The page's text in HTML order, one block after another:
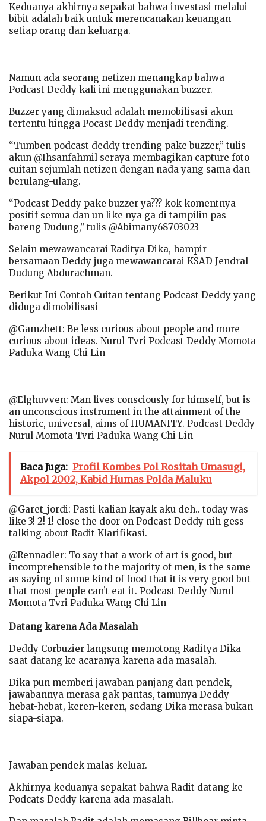
Keduanya akhirnya sepakat bahwa investasi melalui
bibit adalah baik untuk merencanakan keuangan
setiap orang dan keluarga.
Namun ada seorang netizen menangkap bahwa
Podcast Deddy kali ini menggunakan buzzer.
Buzzer yang dimaksud adalah memobilisasi akun
tertentu hingga Pocast Deddy menjadi trending.
“Tumben podcast deddy trending pake buzzer,” tulis
akun @Ihsanfahmil seraya membagikan capture foto
cuitan sejumlah netizen dengan nada yang sama dan
berulang-ulang.
“Podcast Deddy pake buzzer ya??? kok komentnya
positif semua dan un like nya ga di tampilin pas
bareng Dudung,” tulis @Abimany68703023
Selain mewawancarai Raditya Dika, hampir
bersamaan Deddy juga mewawancarai KSAD Jendral
Dudung Abdurachman.
Berikut Ini Contoh Cuitan tentang Podcast Deddy yang
diduga dimobilisasi
@Gamzhett: Be less curious about people and more
curious about ideas. Nurul Tvri Podcast Deddy Momota
Paduka Wang Chi Lin
@Elghuvven: Man lives consciously for himself, but is
an unconscious instrument in the attainment of the
historic, universal, aims of HUMANITY. Podcast Deddy
Nurul Momota Tvri Paduka Wang Chi Lin
Baca Juga: Profil Kombes Pol Rositah Umasugi,
Akpol 2002, Kabid Humas Polda Maluku
@Garet_jordi: Pasti kalian kayak aku deh.. today was
like 3! 2! 1! close the door on Podcast Deddy nih gess
talking about Radit Klarifikasi.
@Rennadler: To say that a work of art is good, but
incomprehensible to the majority of men, is the same
as saying of some kind of food that it is very good but
that most people can’t eat it. Podcast Deddy Nurul
Momota Tvri Paduka Wang Chi Lin
Datang karena Ada Masalah
Deddy Corbuzier langsung memotong Raditya Dika
saat datang ke acaranya karena ada masalah.
Dika pun memberi jawaban panjang dan pendek,
jawabannya merasa gak pantas, tamunya Deddy
hebat-hebat, keren-keren, sedang Dika merasa bukan
siapa-siapa.
Jawaban pendek malas keluar.
Akhirnya keduanya sepakat bahwa Radit datang ke
Podcats Deddy karena ada masalah.